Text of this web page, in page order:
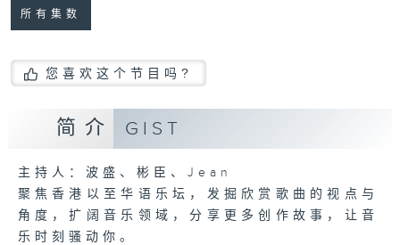
所有集数
您喜欢这个节目吗?
简介 GIST
主持人：波盛、彬臣、Jean
聚焦香港以至华语乐坛，发掘欣赏歌曲的视点与
角度，扩阔音乐领域，分享更多创作故事，让音
乐时刻骚动你。